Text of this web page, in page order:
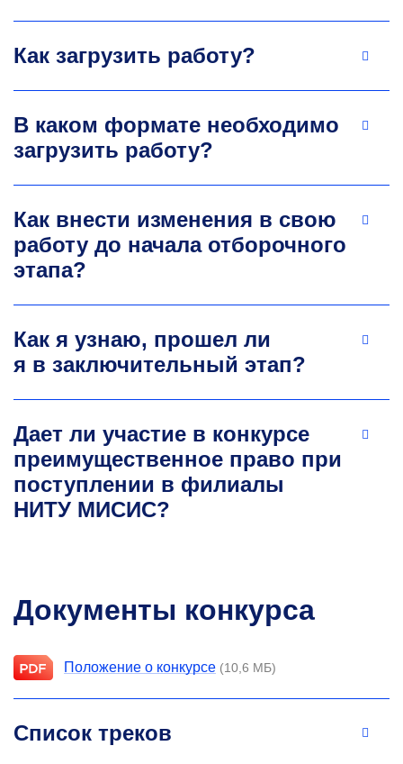
Как загрузить работу?
В каком формате необходимо
загрузить работу?
Как внести изменения в свою
работу до начала отборочного
этапа?
Как я узнаю, прошел ли
я в заключительный этап?
Дает ли участие в конкурсе
преимущественное право при
поступлении в филиалы
НИТУ МИСИС?
Документы конкурса
Положение о конкурсе (10,6 МБ)
Список треков